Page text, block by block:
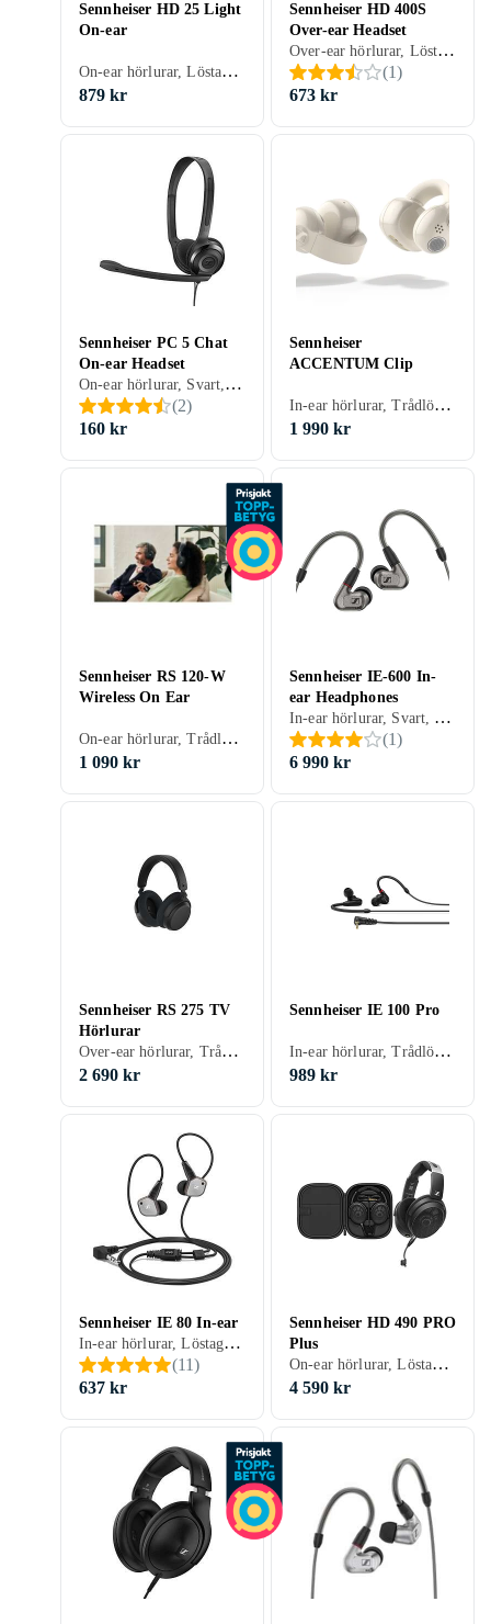
Sennheiser HD 25 Light
On-ear
On-ear hörlurar, Löstagbar kabel, Svart
879 kr
Sennheiser HD 400S
Over-ear Headset
Over-ear hörlurar, Löstagbar kabel, Hopfällbar, Svart
(1)
673 kr
Sennheiser PC 5 Chat
On-ear Headset
On-ear hörlurar, Svart, Blå, Gaming
(2)
160 kr
Sennheiser
ACCENTUM Clip
In-ear hörlurar, Trådlös, Röd
1 990 kr
Sennheiser RS 120-W
Wireless On Ear
On-ear hörlurar, Trådlös, Svart, Gaming
1 090 kr
Sennheiser IE-600 In-
ear Headphones
In-ear hörlurar, Svart, Grå
(1)
6 990 kr
Sennheiser RS 275 TV
Hörlurar
Over-ear hörlurar, Trådlös
2 690 kr
Sennheiser IE 100 Pro
In-ear hörlurar, Trådlös, Löstagbar kabel, Svart, Röd, Transparent
989 kr
Sennheiser IE 80 In-ear
In-ear hörlurar, Löstagbar kabel, Knappar/styrning anpassat för iPhone, Svart, Vit, Silver, Grå, Lila
(11)
637 kr
Sennheiser HD 490 PRO
Plus
On-ear hörlurar, Löstagbar kabel, Svart, Studio
4 590 kr